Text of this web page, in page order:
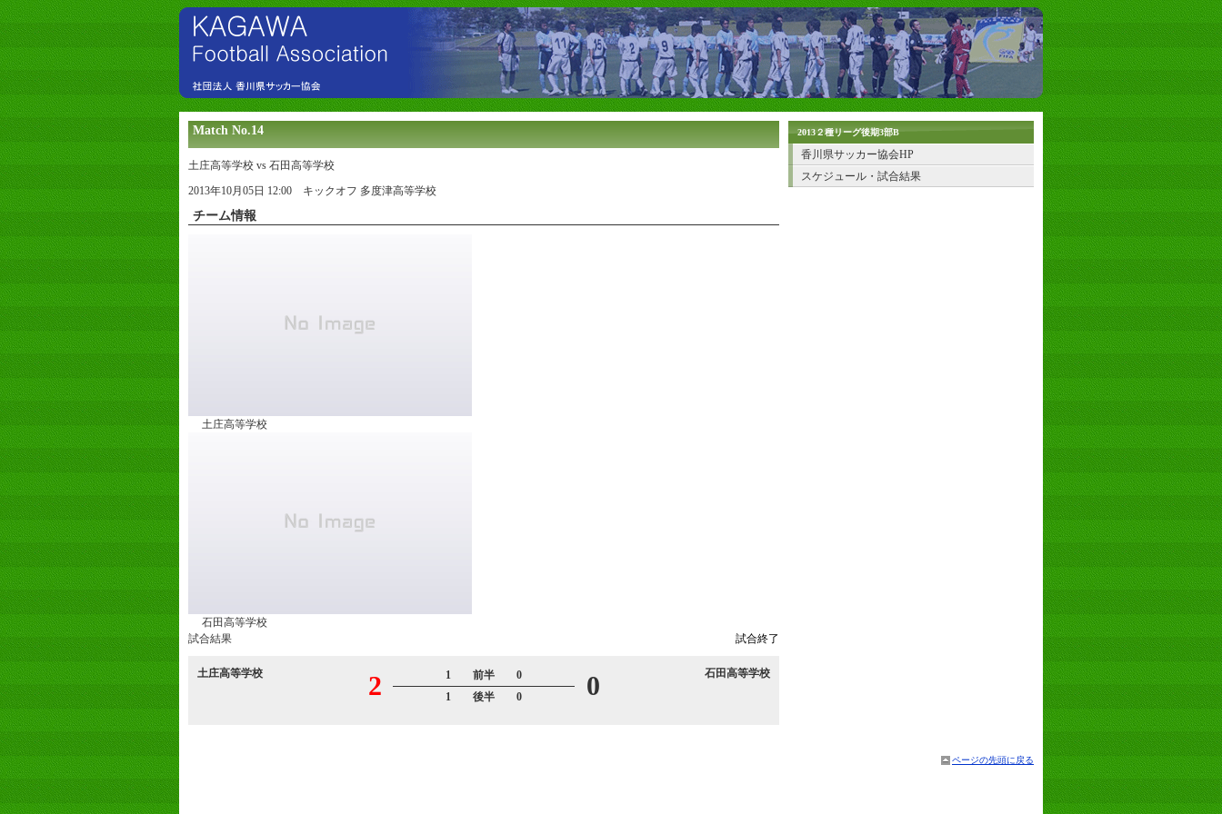
Match No.14
土庄高等学校 vs 石田高等学校
2013年10月05日 12:00 キックオフ 多度津高等学校
チーム情報
土庄高等学校
石田高等学校
試合終了
試合結果
土庄高等学校 2
1 前半 0
1 後半 0
0 石田高等学校
2013２種リーグ後期3部B
香川県サッカー協会HP
スケジュール・試合結果
ページの先頭に戻る